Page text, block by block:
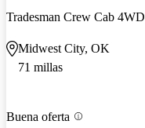
Tradesman Crew Cab 4WD
Midwest City, OK
71 millas
Buena oferta